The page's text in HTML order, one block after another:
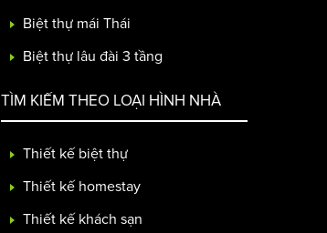
Biệt thự mái Thái
Biệt thự lâu đài 3 tầng
TÌM KIẾM THEO LOẠI HÌNH NHÀ
Thiết kế biệt thự
Thiết kế homestay
Thiết kế khách sạn